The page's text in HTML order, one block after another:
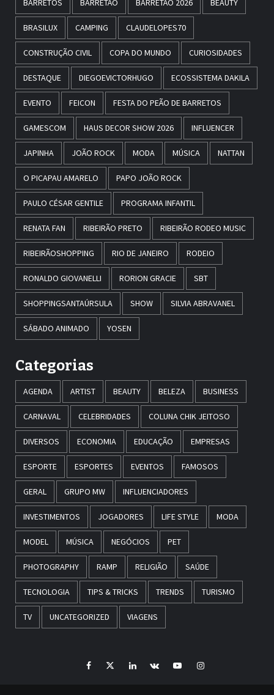
BARRETOS BARRETÃO BARRETÃO 2026 BEAUTY
BRASILUX CAMPING CLAUDELOPES70
CONSTRUÇÃO CIVIL COPA DO MUNDO CURIOSIDADES
DESTAQUE DIEGOEVICTORHUGO ECOSSISTEMA DAKILA
EVENTO FEICON FESTA DO PEÃO DE BARRETOS
GAMESCOM HAUS DECOR SHOW 2026 INFLUENCER
JAPINHA JOÃO ROCK MODA MÚSICA NATTAN
O PICAPAU AMARELO PAPO JOÃO ROCK
PAULO CÉSAR GENTILE PROGRAMA INFANTIL
RENATA FAN RIBEIRÃO PRETO RIBEIRÃO RODEO MUSIC
RIBEIRÃOSHOPPING RIO DE JANEIRO RODEIO
RONALDO GIOVANELLI RORION GRACIE SBT
SHOPPINGSANTAÚRSULA SHOW SILVIA ABRAVANEL
SÁBADO ANIMADO YOSEN
Categorias
AGENDA ARTIST BEAUTY BELEZA BUSINESS
CARNAVAL CELEBRIDADES COLUNA CHIK JEITOSO
DIVERSOS ECONOMIA EDUCAÇÃO EMPRESAS
ESPORTE ESPORTES EVENTOS FAMOSOS
GERAL GRUPO MW INFLUENCIADORES
INVESTIMENTOS JOGADORES LIFE STYLE MODA
MODEL MÚSICA NEGÓCIOS PET
PHOTOGRAPHY RAMP RELIGIÃO SAÚDE
TECNOLOGIA TIPS & TRICKS TRENDS TURISMO
TV UNCATEGORIZED VIAGENS
FacebookTwitterLinkedIn
VK YouTubeInstagram